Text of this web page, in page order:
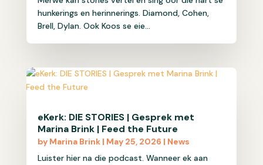
hunkerings en herinnerings. Diamond, Cohen,
Brell, Dylan. Ook Koos se eie...
eKerk: DIE STORIES | Gesprek met
Marina Brink | Feed the Future
by Marina Brink| May 25, 2026 | News
Luister hier na die podcast. Wanneer ek aan